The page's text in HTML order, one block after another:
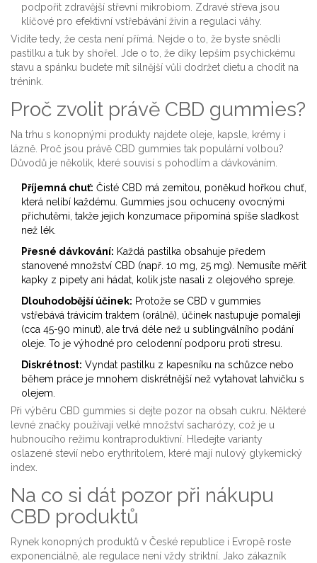
podpořit zdravější střevní mikrobiom. Zdravé střeva jsou
klíčové pro efektivní vstřebávání živin a regulaci váhy.
Vidíte tedy, že cesta není přímá. Nejde o to, že byste snědli
pastilku a tuk by shořel. Jde o to, že díky lepším psychickému
stavu a spánku budete mít silnější vůli dodržet dietu a chodit na
trénink.
Proč zvolit právě CBD gummies?
Na trhu s konopnými produkty najdete oleje, kapsle, krémy i
lázně. Proč jsou právě CBD gummies tak populární volbou?
Důvodů je několik, které souvisí s pohodlím a dávkováním.
Příjemná chuť: Čisté CBD má zemitou, poněkud hořkou chuť,
která nelíbí každému. Gummies jsou ochuceny ovocnými
příchutěmi, takže jejich konzumace připomíná spíše sladkost
než lék.
Přesné dávkování: Každá pastilka obsahuje předem
stanovené množství CBD (např. 10 mg, 25 mg). Nemusíte měřit
kapky z pipety ani hádat, kolik jste nasali z olejového spreje.
Dlouhodobější účinek: Protože se CBD v gummies
vstřebává trávicím traktem (orálně), účinek nastupuje pomaleji
(cca 45-90 minut), ale trvá déle než u sublingválního podání
oleje. To je výhodné pro celodenní podporu proti stresu.
Diskrétnost: Vyndat pastilku z kapesníku na schůzce nebo
během práce je mnohem diskrétnější než vytahovat lahvičku s
olejem.
Při výběru CBD gummies si dejte pozor na obsah cukru. Některé
levné značky používají velké množství sacharózy, což je u
hubnoucího režimu kontraproduktivní. Hledejte varianty
oslazené stevií nebo erythritolem, které mají nulový glykemický
index.
Na co si dát pozor při nákupu
CBD produktů
Rynek konopných produktů v České republice i Evropě roste
exponenciálně, ale regulace není vždy striktní. Jako zákazník